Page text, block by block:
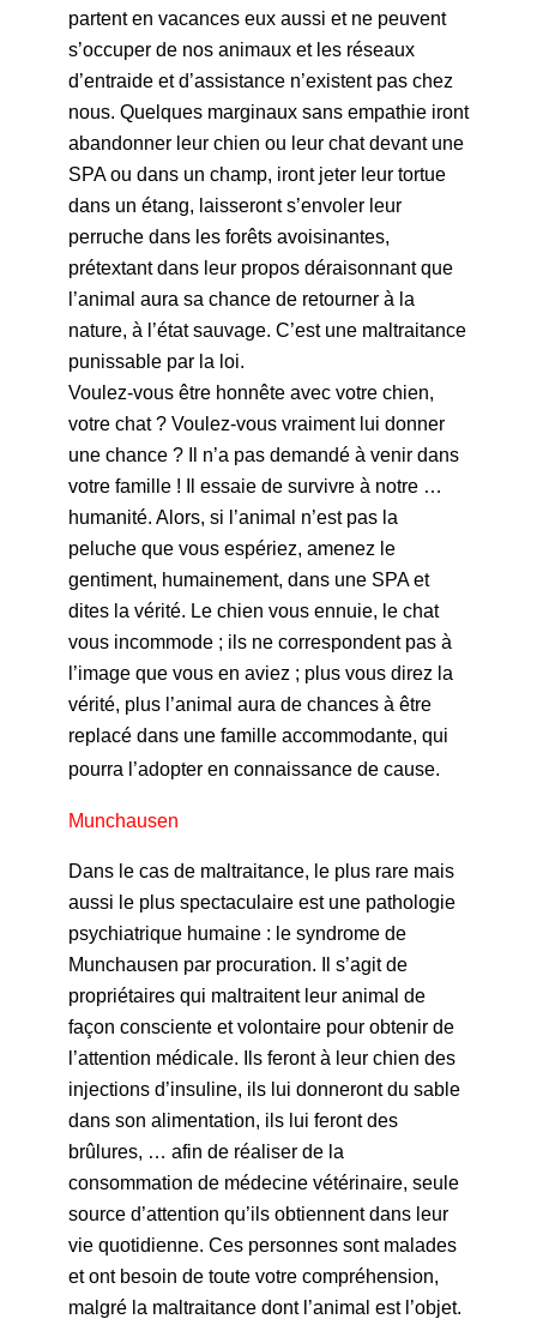
partent en vacances eux aussi et ne peuvent
s’occuper de nos animaux et les réseaux
d’entraide et d’assistance n’existent pas chez
nous. Quelques marginaux sans empathie iront
abandonner leur chien ou leur chat devant une
SPA ou dans un champ, iront jeter leur tortue
dans un étang, laisseront s’envoler leur
perruche dans les forêts avoisinantes,
prétextant dans leur propos déraisonnant que
l’animal aura sa chance de retourner à la
nature, à l’état sauvage. C’est une maltraitance
punissable par la loi.
Voulez-vous être honnête avec votre chien,
votre chat ? Voulez-vous vraiment lui donner
une chance ? Il n’a pas demandé à venir dans
votre famille ! Il essaie de survivre à notre …
humanité. Alors, si l’animal n’est pas la
peluche que vous espériez, amenez le
gentiment, humainement, dans une SPA et
dites la vérité. Le chien vous ennuie, le chat
vous incommode ; ils ne correspondent pas à
l’image que vous en aviez ; plus vous direz la
vérité, plus l’animal aura de chances à être
replacé dans une famille accommodante, qui
pourra l’adopter en connaissance de cause.
Munchausen
Dans le cas de maltraitance, le plus rare mais
aussi le plus spectaculaire est une pathologie
psychiatrique humaine : le syndrome de
Munchausen par procuration. Il s’agit de
propriétaires qui maltraitent leur animal de
façon consciente et volontaire pour obtenir de
l’attention médicale. Ils feront à leur chien des
injections d’insuline, ils lui donneront du sable
dans son alimentation, ils lui feront des
brûlures, … afin de réaliser de la
consommation de médecine vétérinaire, seule
source d’attention qu’ils obtiennent dans leur
vie quotidienne. Ces personnes sont malades
et ont besoin de toute votre compréhension,
malgré la maltraitance dont l’animal est l’objet.